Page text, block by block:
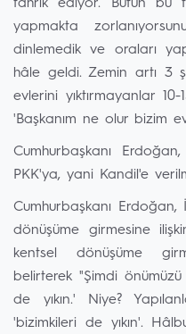
tahrik ediyor. Bütün bu
yapmakta
dinlemedik ve oraları
hâle geldi. Zemin artı 3
evlerini yıktırmayanlar
'Başkanım ne olur bizim
Cumhurbaşkanı
PKK'ya, yani Kandil'e
Cumhurbaşkanı
dönüşüme girmesine
kentsel dönüşüme
belirterek "Şimdi
de yıkın.' Niye?
'bizimkileri de yıkın'.